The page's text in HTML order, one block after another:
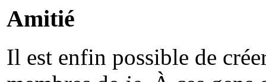
Amitié
Il est enfin possible de